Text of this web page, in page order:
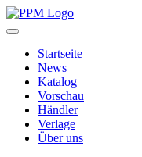
Startseite
News
Katalog
Vorschau
Händler
Verlage
Über uns